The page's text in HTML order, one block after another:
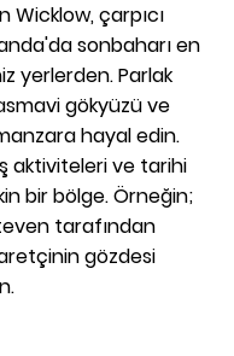
Wicklow, çarpıcı
sonbaharı en
yerlerden. Parlak
gökyüzü ve
hayal edin.
aktiviteleri ve tarihi
bir bölge. Örneğin;
tarafından
gözdesi